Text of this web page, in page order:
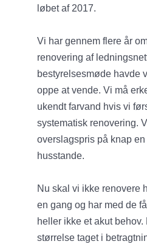
løbet af 2017.
Vi har gennem flere år
renovering af
bestyrelsesmøde havde
oppe at vende. Vi må
ukendt farvand hvis vi
systematisk renovering.
overslagspris på knap en
husstande.
Nu skal vi ikke renovere
en gang og har med de
heller ikke et akut
størrelse taget i